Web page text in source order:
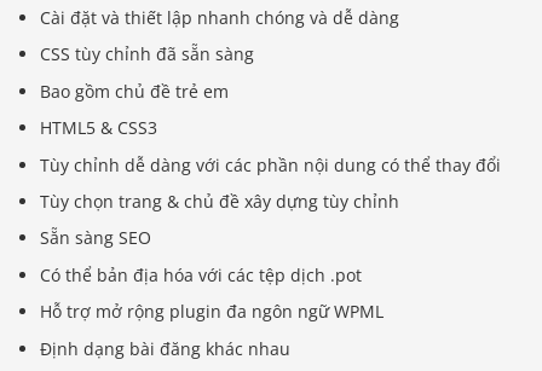
Cài đặt và thiết lập nhanh chóng và dễ dàng
CSS tùy chỉnh đã sẵn sàng
Bao gồm chủ đề trẻ em
HTML5 & CSS3
Tùy chỉnh dễ dàng với các phần nội dung có thể thay đổi
Tùy chọn trang & chủ đề xây dựng tùy chỉnh
Sẵn sàng SEO
Có thể bản địa hóa với các tệp dịch .pot
Hỗ trợ mở rộng plugin đa ngôn ngữ WPML
Định dạng bài đăng khác nhau
Báo giá & Đặt hàng: